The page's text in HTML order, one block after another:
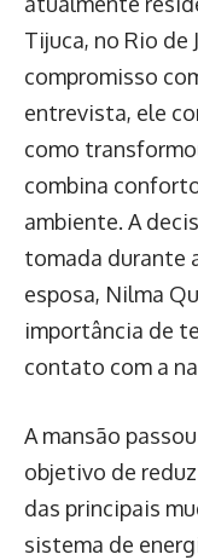
Tijuca, no Rio de
compromisso
entrevista, ele
como
combina
ambiente. A
tomada durante
esposa, Nilma
importância de
contato com a
A mansão
objetivo de
das principais
sistema de